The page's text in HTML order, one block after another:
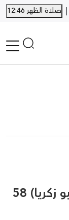
| صلاة الظهر 12:46
الرملة: الحاج اسحاق العبادلة (ابو زكريا) 58